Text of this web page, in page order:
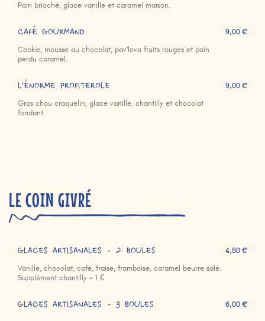
Pain brioché, glace vanille et caramel maison.
CAFÉ GOURMAND
Cookie, mousse au chocolat, pav'lova fruits rouges et pain
perdu caramel.
9,00 €
L'ÉNORME PROFITEROLE
Gros chou craquelin, glace vanille, chantilly et chocolat
fondant.
9,00 €
LE COIN GIVRÉ
GLACES ARTISANALES - 2 BOULES
Vanille, chocolat, café, fraise, framboise, caramel beurre salé.
Supplément chantilly + 1 €
4,50 €
GLACES ARTISANALES - 3 BOULES 6,00 €